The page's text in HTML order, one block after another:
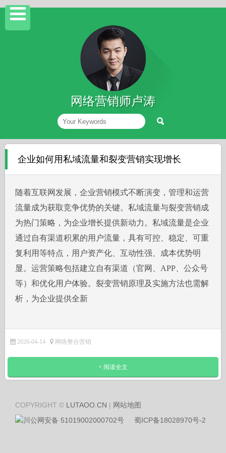
网络营销师卢涛
企业如何用私域流量和裂变营销实现增长
随着互联网发展，企业营销模式不断演变，管理和运营
流量成为获取竞争优势的关键。私域流量与裂变营销成
为热门策略，为企业增长提供新动力。私域流量是企业
通过自有渠道积累的用户流量，具有可控、稳定、可重
复利用等特点，用户资产化、互动性强、成本优势明
显。运营策略包括建立自有渠道（官网、APP、公众号
等）和优化用户体验。裂变营销原理及实施方法也需解
析，为企业提供全新
2026-04-14 网络整合营销
+ 阅读全文
COPYRIGHT © LUTAOO.CN | 网站地图
川公网安备 51019002000702号
蜀ICP备18028970号-2